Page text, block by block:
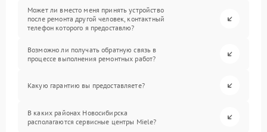
Может ли вместо меня принять устройство
после ремонта другой человек, контактный
телефон которого я предоставлю?
Возможно ли получать обратную связь в
процессе выполнения ремонтных работ?
Какую гарантию вы предоставляете?
В каких районах Новосибирска
располагаются сервисные центры Miele?